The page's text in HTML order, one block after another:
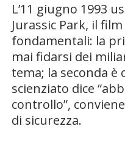
L’11 giugno 1993
Jurassic Park, il
fondamentali: la
mai fidarsi dei
tema; la seconda è
scienziato dice
controllo”,
di sicurezza.